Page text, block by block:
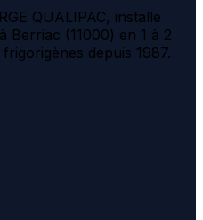
QUALIPAC, installe
Berriac (11000) en 1 à 2
depuis 1987.